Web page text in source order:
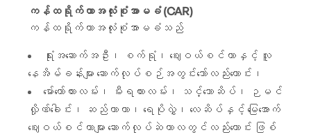
ကန်ထရိုက်တာအလုံးစုံအာမခံ (CAR)
ကန်ထရိုက်တာအလုံးစုံအာမခံသည်
ရုံးအဆောက်အဦး၊ စက်ရုံ၊ ဈေးဝယ်စင်တာနှင့် လူ
နေအိမ်ခန်းများ ဆောက်လုပ်စဉ်အတွင်းသော်လည်းကောင်း၊
မော်တော်ကားလမ်း၊ မီးရထားလမ်း၊ သင်္ဘောဆိပ်၊ ဉမင်
လှိုဏ်ခေါင်း၊ ဆည်ကာတာ၊ ရေပိုလွှဲ၊ လေဆိပ်နှင့် မြေအောက်
ဈေးဝယ်စင်တာများ ဆောက်လုပ်ဆဲကာလတွင်လည်းကောင်း ဖြစ်